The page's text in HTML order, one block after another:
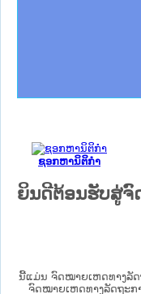
ຊອກຫານິຕິກໍາ
ຍິນດີຕ້ອນຮັບສູ່ຈົ
ນີ້ແມ່ນ ຈົດໝາຍເຫດທາງລັດ
ຈົດໝາຍເຫດທາງລັດຖະກາ